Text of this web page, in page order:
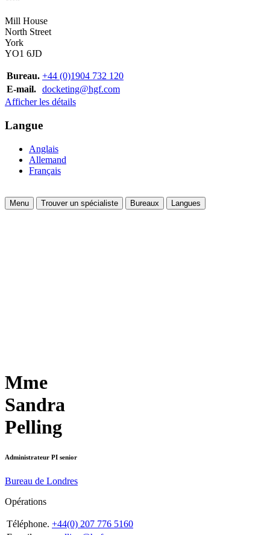
Mill House
North Street
York
YO1 6JD
Bureau. +44 (0)1904 732 120
E-mail. docketing@hgf.com
Afficher les détails
Langue
Anglais
Allemand
Français
Menu Trouver un spécialiste Bureaux Langues
Mme
Sandra
Pelling
Administrateur PI senior
Bureau de Londres
Opérations
Téléphone. +44(0) 207 776 5160